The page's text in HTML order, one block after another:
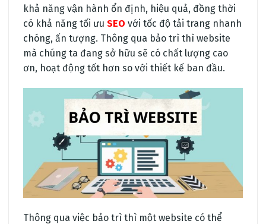
khả năng vận hành ổn định, hiệu quả, đồng thời
có khả năng tối ưu SEO với tốc độ tải trang nhanh
chóng, ấn tượng. Thông qua bảo trì thì website
mà chúng ta đang sở hữu sẽ có chất lượng cao
ơn, hoạt động tốt hơn so với thiết kế ban đầu.
Thông qua việc bảo trì thì một website có thể